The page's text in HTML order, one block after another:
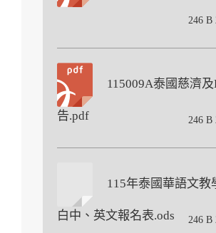
246 B
115009A泰國慈濟
告.pdf 246 B
115年泰國華語文教
白中、英文報名表.ods 246 B